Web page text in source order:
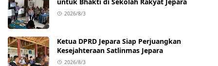
2026/8/3
Ketua DPRD Jepara Siap Perjuangkan
Kesejahteraan Satlinmas Jepara
2026/8/3